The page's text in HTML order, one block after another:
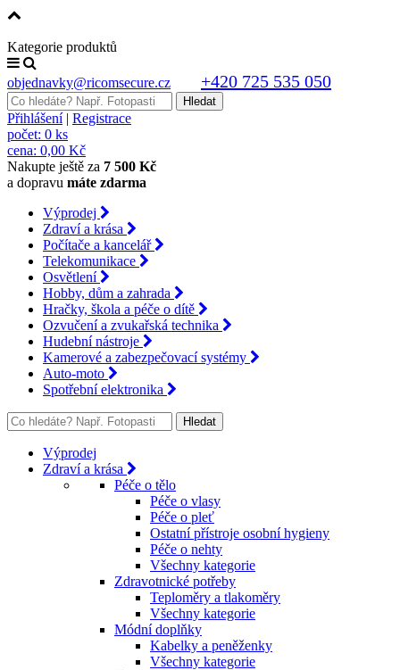
Kategorie produktů
objednavky@ricomsecure.cz +420 725 535 050
Přihlášení| Registrace
počet: 0 ks
cena: 0,00 Kč
Nakupte ještě za 7 500 Kč
a dopravu máte zdarma
Výprodej
Zdraví a krása
Počítače a kancelář
Telekomunikace
Osvětlení
Hobby, dům a zahrada
Hračky, škola a péče o dítě
Ozvučení a zvukařská technika
Hudební nástroje
Kamerové a zabezpečovací systémy
Auto-moto
Spotřební elektronika
Výprodej
Zdraví a krása
Péče o tělo
Péče o vlasy
Péče o pleť
Ostatní přístroje osobní hygieny
Péče o nehty
Všechny kategorie
Zdravotnické potřeby
Teploměry a tlakoměry
Všechny kategorie
Módní doplňky
Kabelky a peněženky
Všechny kategorie